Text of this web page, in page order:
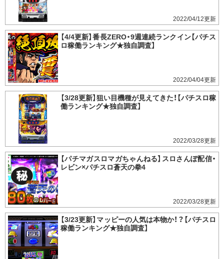
2022/04/12
【4/4更新】番長ZERO・9週連続ランクイン【パチス
ロ稼働ランキング★独自調査】
2022/04/04
【3/28更新】狙い目機種が見えてきた！【パチスロ稼
働ランキング★独自調査】
2022/03/28
【パチマガスロマガちゃんねる】スロさんぽ配信・
レビン×パチスロ蒼天の拳4
2022/03/28
【3/23更新】マッピーの人気は本物か！？【パチスロ
稼働ランキング★独自調査】